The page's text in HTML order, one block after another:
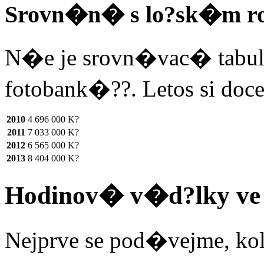
Srovn�n� s lo?sk�m
N�e je srovn�vac�
fotobank�??. Letos si
2010 4 696 000 K?
2011 7 033 000 K?
2012 6 565 000 K?
2013 8 404 000 K?
Hodinov� v�d?lky
Nejprve se pod�vejme,